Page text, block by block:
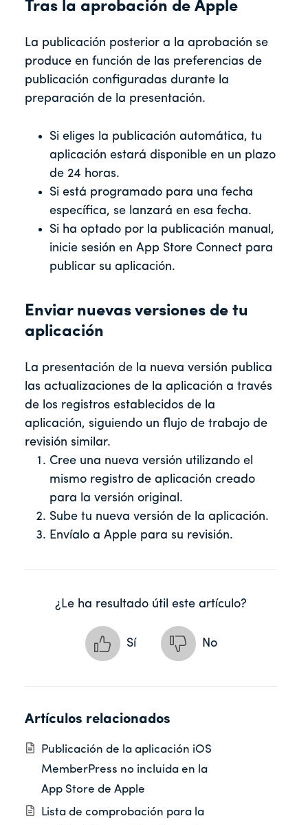
Tras la aprobación de Apple
La publicación posterior a la aprobación se
produce en función de las preferencias de
publicación configuradas durante la
preparación de la presentación.
Si eliges la publicación automática, tu
aplicación estará disponible en un plazo
de 24 horas.
Si está programado para una fecha
específica, se lanzará en esa fecha.
Si ha optado por la publicación manual,
inicie sesión en App Store Connect para
publicar su aplicación.
Enviar nuevas versiones de tu
aplicación
La presentación de la nueva versión publica
las actualizaciones de la aplicación a través
de los registros establecidos de la
aplicación, siguiendo un flujo de trabajo de
revisión similar.
Cree una nueva versión utilizando el
mismo registro de aplicación creado
para la versión original.
Sube tu nueva versión de la aplicación.
Envíalo a Apple para su revisión.
¿Le ha resultado útil este artículo?
Sí No
Artículos relacionados
Publicación de la aplicación iOS
MemberPress no incluida en la
App Store de Apple
Lista de comprobación para la